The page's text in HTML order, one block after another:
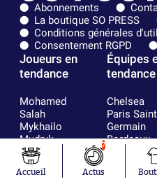
Abonnements
La boutique SO PRESS
Conditions générales
Consentement RGPD
Joueurs en
tendance
Mohamed
Salah
Mykhailo
Mudryk
Neymar
Khalis Merah
Loïs Openda
Équipes
tendance
Chelsea
Paris
Germain
Bordeaux
Olympique
FIFA
Accueil
7
Actus